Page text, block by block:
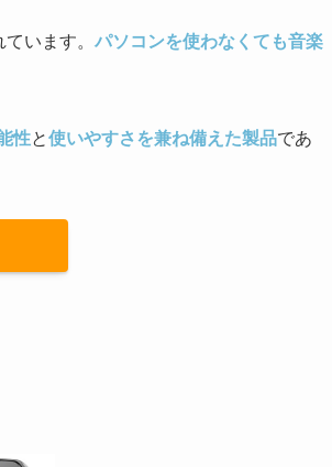
います。 パソコンを使わなくても音楽
性と使いやすさを兼ね備えた製品であ